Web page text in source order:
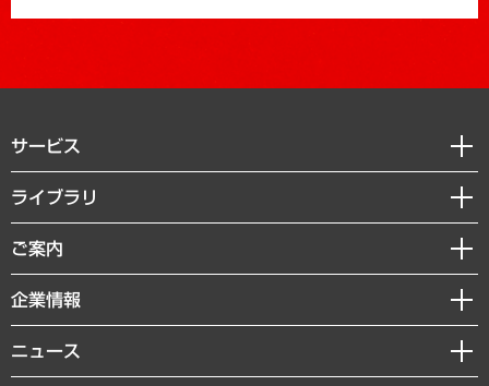
サービス
経営戦略
組織・人事戦略
デジタルイノベーション
共生・ダイバーシティ
GRC（ガバナンス・リスク・コンプライアンス）・防災（政策）
ライブラリ
経済調査
レポート
コラム
ご案内
セミナー・イベント情報
MUFGビジネスセミナー
受託案件情報
企業情報
私たちの想い
社長メッセージ
ニュース